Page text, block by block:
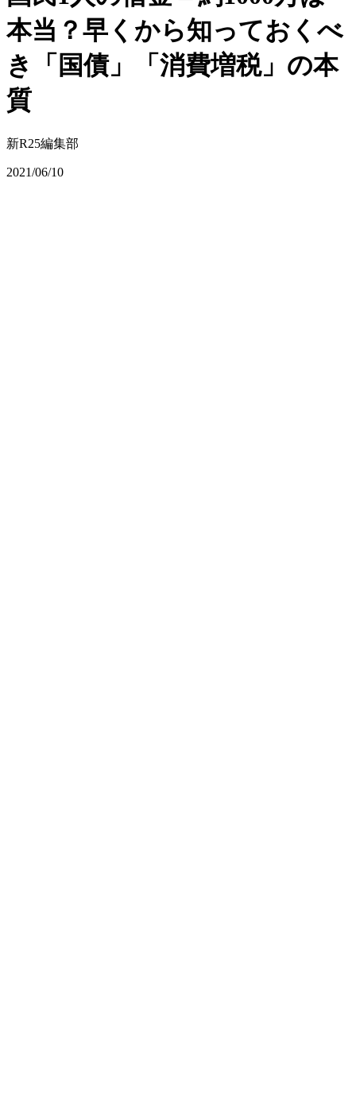
本当？早くから知っておくべ
き「国債」「消費増税」の本
質
新R25編集部
2021/06/10